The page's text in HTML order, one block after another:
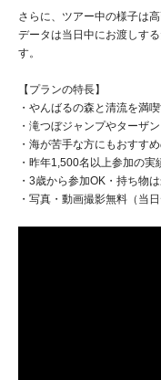
さらに、ツアー中の様子は
データは当日中にお渡しす
す。
【プランの特長】
・やんばるの森と清流を満
・滝つぼジャンプやターザ
・海が苦手な方にもおすす
・昨年1,500名以上参加の実
・3歳から参加OK・持ち物
・写真・動画撮影無料（当日